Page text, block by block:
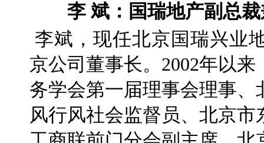
李 斌：国瑞地产副总裁
李斌，现任北京国瑞兴业
京公司董事长。2002年以
务学会第一届理事会理事
风行风社会监督员、北京